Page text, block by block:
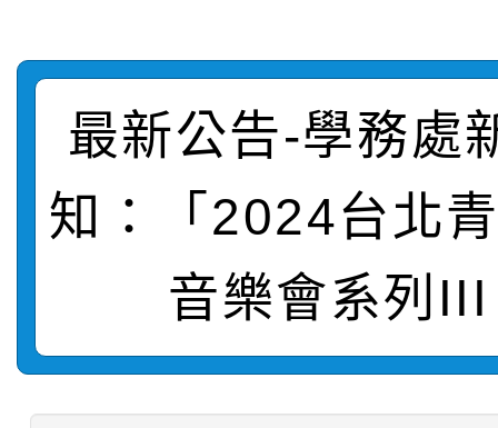
城市手牽手，綠能透明
畫影片一案
轉知：「115學年度全
劇比賽實施要點」及修
表
轉知：桃園市115年度
敬師藝文競賽』實施計
【甄選結果(第11招)】
學年度第1學期第7次
結果(第11招)
【甄選結果(第3招)】
學年度第1學期第9次
【甄選結果(第4招)】
【甄選結果(第12招)】
最新公告-學務處
知：「2024台北
音樂會系列